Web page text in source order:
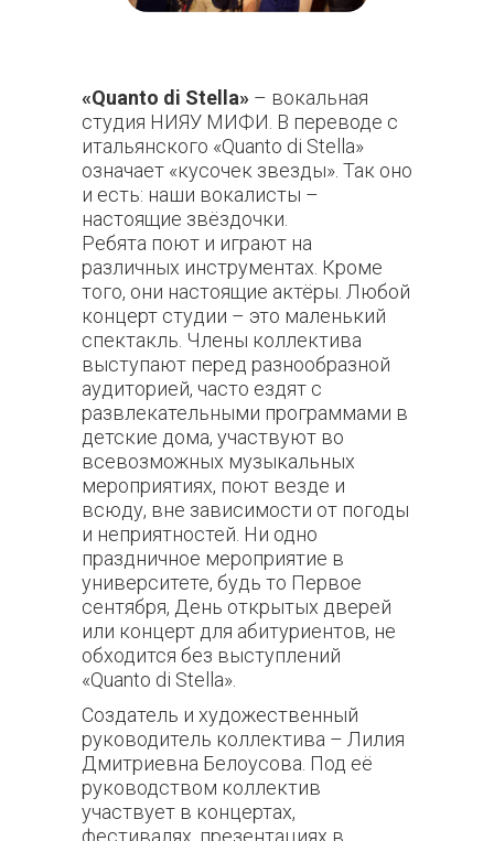
«Quanto di Stella» – вокальная
студия НИЯУ МИФИ. В переводе с
итальянского «Quanto di Stella»
означает «кусочек звезды». Так оно
и есть: наши вокалисты –
настоящие звёздочки.
Ребята поют и играют на
различных инструментах. Кроме
того, они настоящие актёры. Любой
концерт студии – это маленький
спектакль. Члены коллектива
выступают перед разнообразной
аудиторией, часто ездят с
развлекательными программами в
детские дома, участвуют во
всевозможных музыкальных
мероприятиях, поют везде и
всюду, вне зависимости от погоды
и неприятностей. Ни одно
праздничное мероприятие в
университете, будь то Первое
сентября, День открытых дверей
или концерт для абитуриентов, не
обходится без выступлений
«Quanto di Stella».
Создатель и художественный
руководитель коллектива – Лилия
Дмитриевна Белоусова. Под её
руководством коллектив
участвует в концертах,
фестивалях, презентациях в